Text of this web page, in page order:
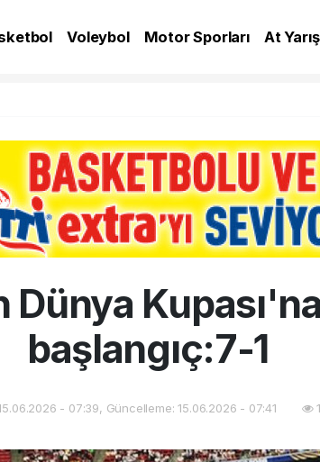
Voleybol Motor Sporları At
başlangıç:7-1
- 07:39, Güncelleme: 15.06.2026 - 07:41